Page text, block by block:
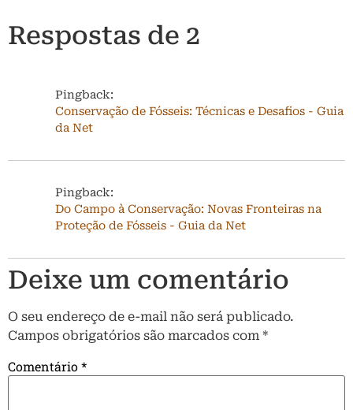
Respostas de 2
Pingback:
Conservação de Fósseis: Técnicas e Desafios - Guia
da Net
Pingback:
Do Campo à Conservação: Novas Fronteiras na
Proteção de Fósseis - Guia da Net
Deixe um comentário
O seu endereço de e-mail não será publicado.
Campos obrigatórios são marcados com *
Comentário*